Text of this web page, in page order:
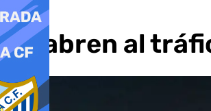
Se abren al